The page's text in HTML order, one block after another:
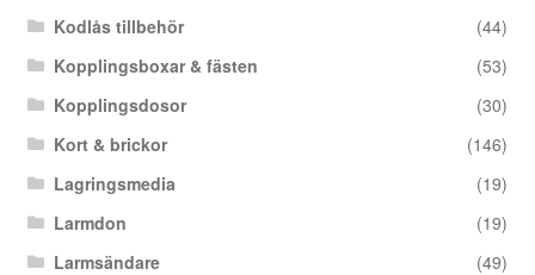
Kodlås tillbehör
(44)
Kopplingsboxar & fästen
(53)
Kopplingsdosor
(30)
Kort & brickor
(146)
Lagringsmedia
(19)
Larmdon
(19)
Larmsändare
(49)